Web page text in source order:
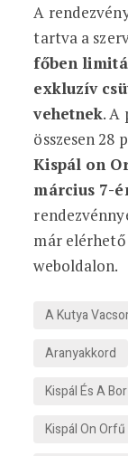
A
tartva a
főben
exkluzív
vehetnek. A
összesen 28
Kispál on
március 7-
már elérhető
weboldalon.
A Kutya
Aranyakkord
Kispál És A
Kispál On